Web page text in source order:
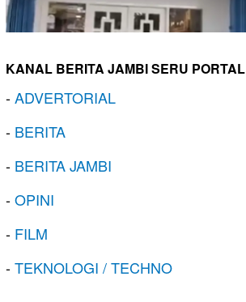
KANAL BERITA JAMBI SERU PORTAL
-ADVERTORIAL
- BERITA
- BERITA JAMBI
-OPINI
- FILM
-TEKNOLOGI / TECHNO